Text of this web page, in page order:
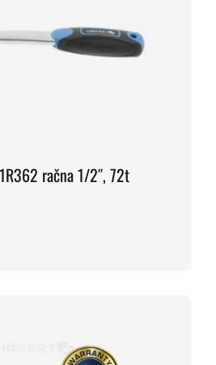
račna 1/2″, 72t